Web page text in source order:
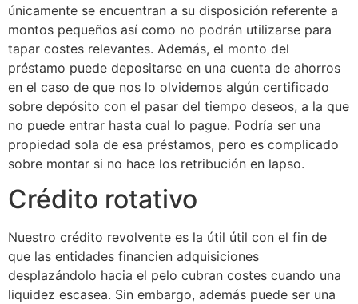
únicamente se encuentran a su disposición referente a
montos pequeños así­ como no podrán utilizarse para
tapar costes relevantes. Además, el monto del
préstamo puede depositarse en una cuenta de ahorros
en el caso de que nos lo olvidemos algún certificado
sobre depósito con el pasar del tiempo deseos, a la que
no puede entrar hasta cual lo pague. Podría ser una
propiedad sola de esa préstamos, pero es complicado
sobre montar si no hace los retribución en lapso.
Crédito rotativo
Nuestro crédito revolvente es la útil útil con el fin de
que las entidades financien adquisiciones
desplazándolo hacia el pelo cubran costes cuando una
liquidez escasea. Sin embargo, además puede ser una